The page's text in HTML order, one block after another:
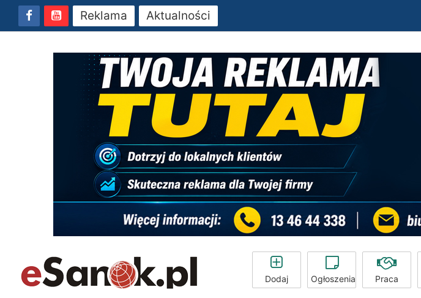
Reklama Aktualności
Dodaj Ogłoszenia Praca